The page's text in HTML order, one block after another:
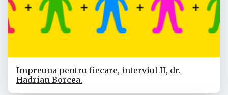
Impreuna pentru fiecare, interviul II, dr.
Hadrian Borcea.